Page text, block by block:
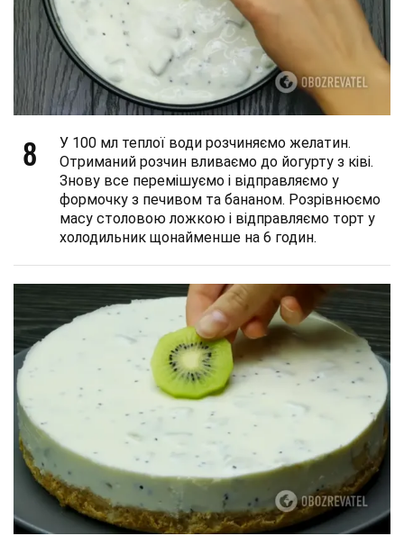
8
У 100 мл теплої води розчиняємо желатин.
Отриманий розчин вливаємо до йогурту з ківі.
Знову все перемішуємо і відправляємо у
формочку з печивом та бананом. Розрівнюємо
масу столовою ложкою і відправляємо торт у
холодильник щонайменше на 6 годин.